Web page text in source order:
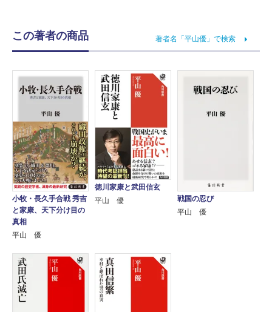
この著者の商品 著者名「平山優」で検索
小牧・長久手合戦 秀吉
と家康、天下分け目の
真相
平山 優
徳川家康と武田信玄
平山 優
戦国の忍び
平山 優